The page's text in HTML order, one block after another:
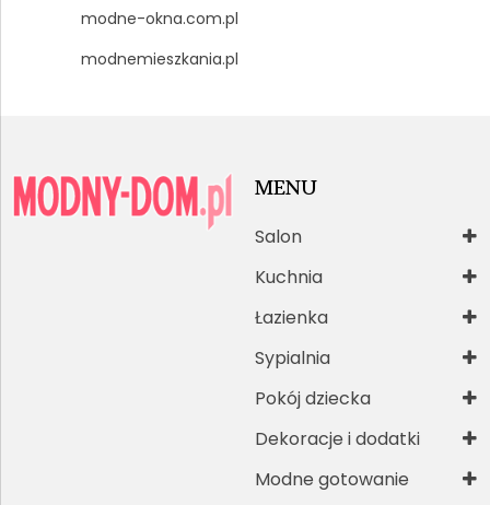
modne-okna.com.pl
modnemieszkania.pl
MENU
Salon
Kuchnia
Łazienka
Sypialnia
Pokój dziecka
Dekoracje i dodatki
Modne gotowanie